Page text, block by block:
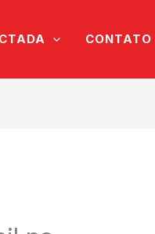
CONTATO